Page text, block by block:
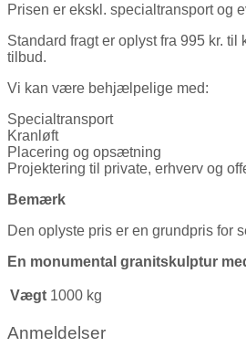
Prisen er ekskl. specialtransport og
Standard fragt er oplyst fra 995 kr.
tilbud.
Vi kan være behjælpelige med:
Specialtransport
Kranløft
Placering og opsætning
Projektering til private, erhverv og
Bemærk
Den oplyste pris er en grundpris for
En monumental granitskulptur
Vægt 1000 kg
Anmeldelser